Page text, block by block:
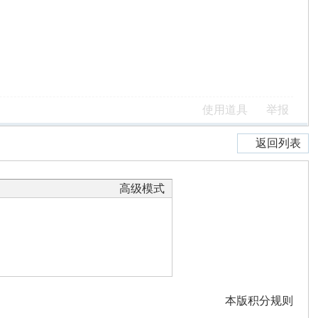
使用道具 举报
返回列表
高级模式
本版积分规则